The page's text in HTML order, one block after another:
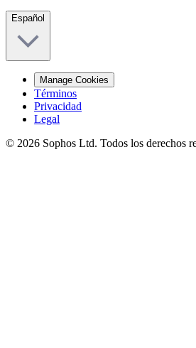
Español
Manage Cookies
Términos
Privacidad
Legal
© 2026 Sophos Ltd. Todos los derechos